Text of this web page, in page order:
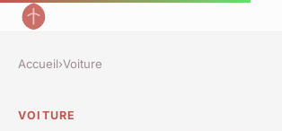
Accueil›Voiture
VOITURE